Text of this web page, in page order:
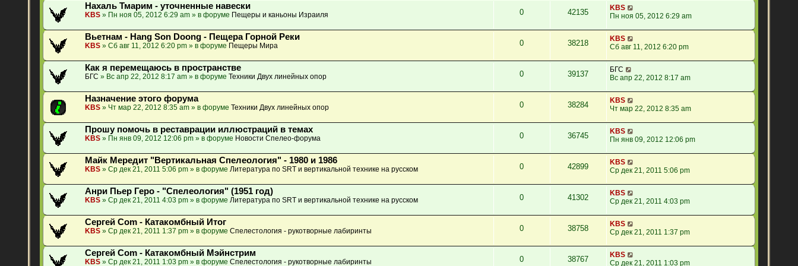
Нахаль Тмарим - уточненные навески
KBS » Пн ноя 05, 2012 6:29 am » в форуме Пещеры и каньоны Израиля 0 42135
KBS
Пн ноя 05, 2012 6:29 am
Вьетнам - Hang Son Doong - Пещера Горной Реки
KBS » Сб авг 11, 2012 6:20 pm » в форуме Пещеры Мира 0 38218
KBS
Сб авг 11, 2012 6:20 pm
Как я перемещаюсь в пространстве
БГС » Вс апр 22, 2012 8:17 am » в форумеТехники Двух линейных опор 0 39137
БГС
Вс апр 22, 2012 8:17 am
Назначение этого форума
KBS » Чт мар 22, 2012 8:35 am » в форумеТехники Двух линейных опор 0 38284
KBS
Чт мар 22, 2012 8:35 am
Прошу помочь в реставрации иллюстраций в темах
KBS » Пн янв 09, 2012 12:06 pm » в форуме Новости Спелео-форума 0 36745
KBS
Пн янв 09, 2012 12:06 pm
Майк Мередит "Вертикальная Спелеология" - 1980 и 1986
KBS » Ср дек 21, 2011 5:06 pm » в форуме Литература по SRT и вертикальной технике на русском 0 42899
KBS
Ср дек 21, 2011 5:06 pm
Анри Пьер Геро - "Спелеология" (1951 год)
KBS » Ср дек 21, 2011 4:03 pm » в форуме Литература по SRT и вертикальной технике на русском 0 41302
KBS
Ср дек 21, 2011 4:03 pm
Сергей Com - Катакомбный Итог
KBS » Ср дек 21, 2011 1:37 pm » в форумеСпелестология - рукотворные лабиринты 0 38758
KBS
Ср дек 21, 2011 1:37 pm
Сергей Com - Катакомбный Мэйнстрим
KBS » Ср дек 21, 2011 1:03 pm » в форумеСпелестология - рукотворные лабиринты 0 38767
KBS
Ср дек 21, 2011 1:03 pm